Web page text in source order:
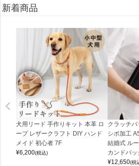
新着商品
犬用リード 手作りキット 本革 ロ
ープ レザークラフト DIY ハンド
メイド 初心者 7F
¥6,200(税込)
クラッチ
シボ加工
結婚式 ル
カンドバッ
¥12,650(税